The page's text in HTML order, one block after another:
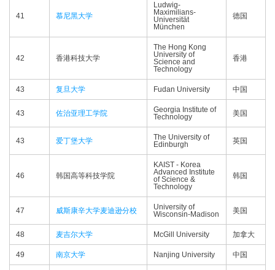
41 慕尼黑大学
Ludwig-
Maximilians-
Universität
München
德国
42 香港科技大学
The Hong Kong
University of
Science and
Technology
香港
43 复旦大学 Fudan University 中国
43 佐治亚理工学院
Georgia Institute of
Technology
美国
43 爱丁堡大学
The University of
Edinburgh
英国
46 韩国高等科技学院
KAIST - Korea
Advanced Institute
of Science &
Technology
韩国
47 威斯康辛大学麦迪逊分校
University of
Wisconsin-Madison
美国
48 麦吉尔大学 McGill University 加拿大
49 南京大学 Nanjing University 中国